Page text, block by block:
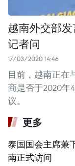
越南外交部
记者问
17/03/2020 14:46
目前，越南正在
商是否于2020年
议。
更多
泰国国会主席兼
南正式访问